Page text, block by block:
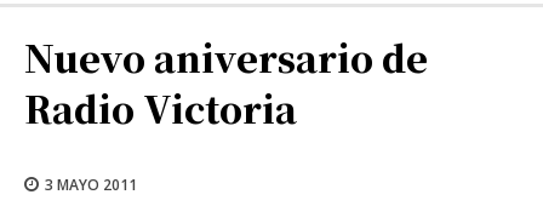
Nuevo aniversario de
Radio Victoria
3 MAYO 2011